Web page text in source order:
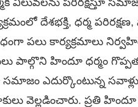
దేశభక్తి, ధర్మ
పలు కార్యక్రమాలు
పాల్గొని హిందూ ధర్మం
ఎదుర్కొంటున్న
వెల్లడించారు. ప్రతి